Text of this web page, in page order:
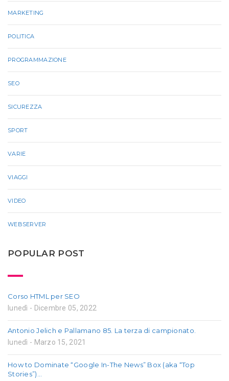
MARKETING
POLITICA
PROGRAMMAZIONE
SEO
SICUREZZA
SPORT
VARIE
VIAGGI
VIDEO
WEBSERVER
POPULAR POST
Corso HTML per SEO
lunedì - Dicembre 05, 2022
Antonio Jelich e Pallamano 85. La terza di campionato.
lunedì - Marzo 15, 2021
How to Dominate “Google In-The News” Box (aka “Top
Stories”)…